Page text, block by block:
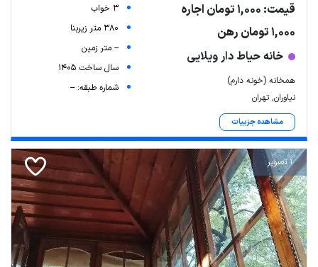
قیمت: 1,000 تومان اجاره
1,000 تومان رهن
خانه حیاط دار ویلایی
همخانه (خونه دارم)
نیاوران, تهران
مشاهده جزییات
3 خواب
380 متر زیربنا
-- متر زمین
سال ساخت 1405
شماره طبقه: --
1 تصویر